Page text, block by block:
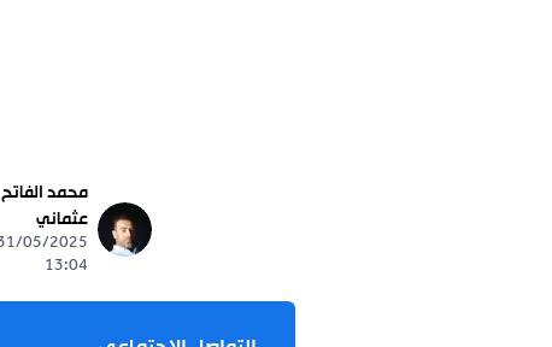
محمد الفاتح
عثماني
13:04